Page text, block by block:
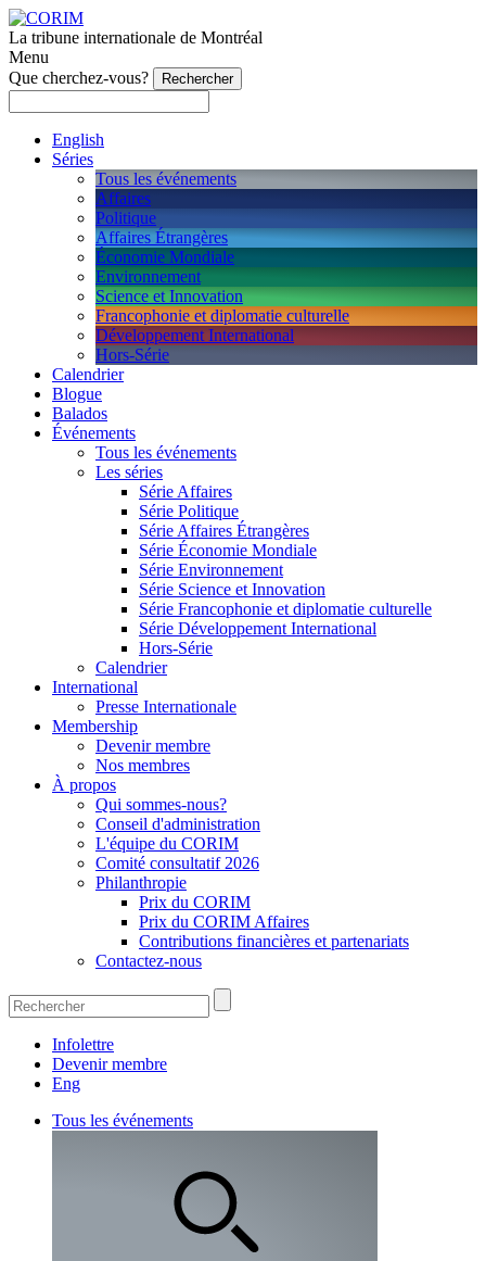
La tribune internationale de Montréal
Menu
Que cherchez-vous?
English
Séries
Tous les événements
Affaires
Politique
Affaires Étrangères
Économie Mondiale
Environnement
Science et Innovation
Francophonie et diplomatie culturelle
Développement International
Hors-Série
Calendrier
Blogue
Balados
Événements
Tous les événements
Les séries
Série Affaires
Série Politique
Série Affaires Étrangères
Série Économie Mondiale
Série Environnement
Série Science et Innovation
Série Francophonie et diplomatie culturelle
Série Développement International
Hors-Série
Calendrier
International
Presse Internationale
Membership
Devenir membre
Nos membres
À propos
Qui sommes-nous?
Conseil d'administration
L'équipe du CORIM
Comité consultatif 2026
Philanthropie
Prix du CORIM
Prix du CORIM Affaires
Contributions financières et partenariats
Contactez-nous
Infolettre
Devenir membre
Eng
Tous les événements